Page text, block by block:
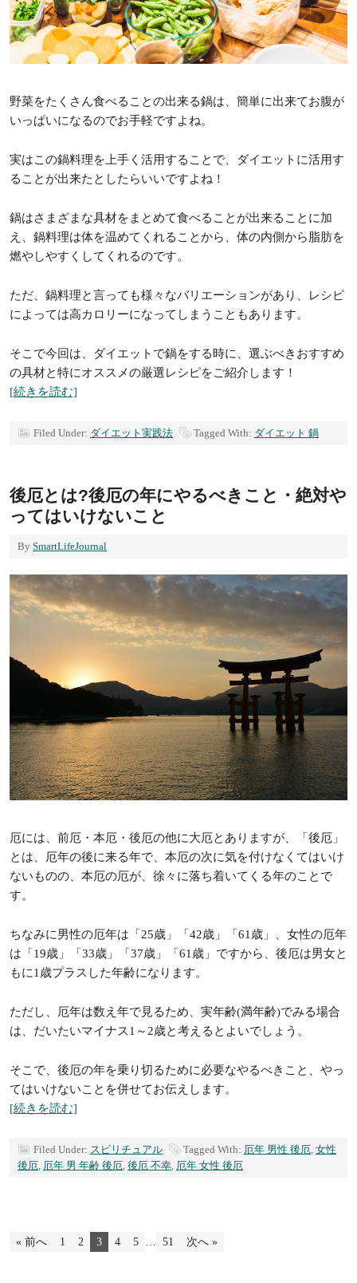
野菜をたくさん食べることの出来る鍋は、簡単に出来てお腹が
いっぱいになるのでお手軽ですよね。
実はこの鍋料理を上手く活用することで、ダイエットに活用す
ることが出来たとしたらいいですよね！
鍋はさまざまな具材をまとめて食べることが出来ることに加
え、鍋料理は体を温めてくれることから、体の内側から脂肪を
燃やしやすくしてくれるのです。
ただ、鍋料理と言っても様々なバリエーションがあり、レシピ
によっては高カロリーになってしまうこともあります。
そこで今回は、ダイエットで鍋をする時に、選ぶべきおすすめ
の具材と特にオススメの厳選レシピをご紹介します！
[続きを読む]
Filed Under: ダイエット実践法 Tagged With: ダイエット 鍋
後厄とは?後厄の年にやるべきこと・絶対や
ってはいけないこと
By SmartLifeJournal
厄には、前厄・本厄・後厄の他に大厄とありますが、「後厄」
とは、厄年の後に来る年で、本厄の次に気を付けなくてはいけ
ないものの、本厄の厄が、徐々に落ち着いてくる年のことで
す。
ちなみに男性の厄年は「25歳」「42歳」「61歳」、女性の厄年
は「19歳」「33歳」「37歳」「61歳」ですから、後厄は男女と
もに1歳プラスした年齢になります。
ただし、厄年は数え年で見るため、実年齢(満年齢)でみる場合
は、だいたいマイナス1～2歳と考えるとよいでしょう。
そこで、後厄の年を乗り切るために必要なやるべきこと、やっ
てはいけないことを併せてお伝えします。
[続きを読む]
Filed Under: スピリチュアル Tagged With: 厄年 男性 後厄 女性
後厄 厄年 男 年齢 後厄 後厄 不幸 厄年 女性 後厄
« 前へ 1 2 3 4 5 51 次へ »